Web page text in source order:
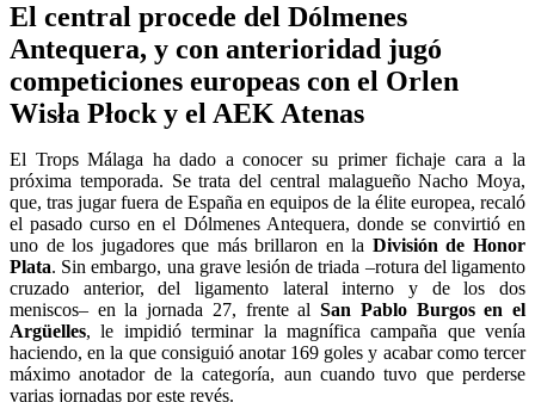
El central procede del Dólmenes
Antequera, y con anterioridad jugó
competiciones europeas con el Orlen
Wisła Płock y el AEK Atenas
El Trops Málaga ha dado a conocer su primer fichaje cara a la
próxima temporada. Se trata del central malagueño Nacho Moya,
que, tras jugar fuera de España en equipos de la élite europea, recaló
el pasado curso en el Dólmenes Antequera, donde se convirtió en
uno de los jugadores que más brillaron en la División de Honor
Plata. Sin embargo, una grave lesión de triada –rotura del ligamento
cruzado anterior, del ligamento lateral interno y de los dos
meniscos– en la jornada 27, frente al San Pablo Burgos en el
Argüelles, le impidió terminar la magnífica campaña que venía
haciendo, en la que consiguió anotar 169 goles y acabar como tercer
máximo anotador de la categoría, aun cuando tuvo que perderse
varias jornadas por este revés.